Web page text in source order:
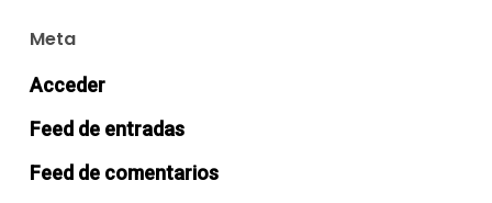
Meta
Acceder
Feed de entradas
Feed de comentarios